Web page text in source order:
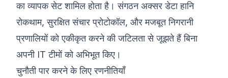
का व्यापक सेट शामिल होता है। संगठन अक्सर डेटा हानि
रोकथाम, सुरक्षित संचार प्रोटोकॉल, और मजबूत निगरानी
प्रणालियों को एकीकृत करने की जटिलता से जूझते हैं बिना
अपनी IT टीमों को अभिभूत किए।
चुनौती पार करने के लिए रणनीतियाँ